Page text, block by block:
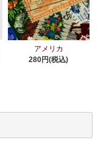
アメリカ
280円(税込)